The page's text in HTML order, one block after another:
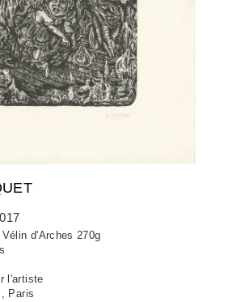
d'Arches 270g
l'artiste
Paris